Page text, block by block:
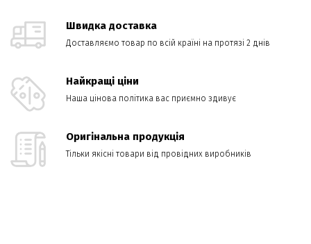
Швидка доставка
Доставляємо товар по всій країні на протязі 2 днів
Найкращі ціни
Наша цінова політика вас приємно здивує
Оригінальна продукція
Тільки якісні товари від провідних виробників